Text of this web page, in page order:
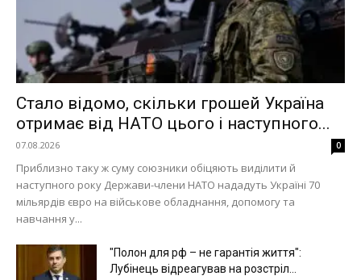
Стало відомо, скільки грошей Україна
отримає від НАТО цього і наступного...
07.08.2026 0
Приблизно таку ж суму союзники обіцяють виділити й
наступного року Держави-члени НАТО нададуть Україні 70
мільярдів євро на військове обладнання, допомогу та
навчання у...
"Полон для рф – не гарантія життя":
Лубінець відреагував на розстріл...